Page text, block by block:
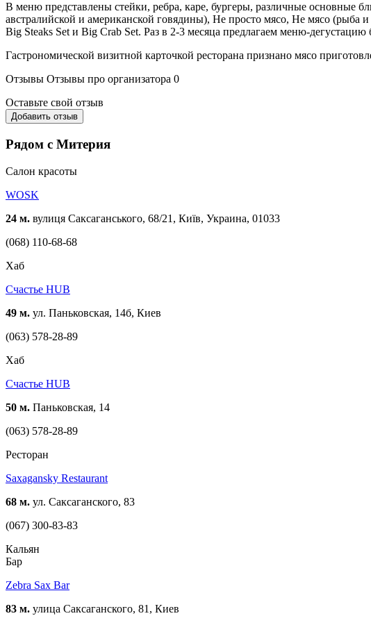
В меню представлены стейки, ребра, каре, бургеры, различные основные
австралийской и американской говядины), Не просто мясо, Не мясо
Big Steaks Set и Big Crab Set. Раз в 2-3 месяца предлагаем меню-
Гастрономической визитной карточкой ресторана признано мясо
Отзывы Отзывы про организатора 0
Оставьте свой отзыв
Добавить отзыв
Рядом с Митерия
Cалон красоты
WOSK
24 м. вулиця Саксаганського, 68/21, Київ, Украина, 01033
(068) 110-68-68
Хаб
Счастье HUB
49 м. ул. Паньковская, 14б, Киев
(063) 578-28-89
Хаб
Счастье HUB
50 м. Паньковская, 14
(063) 578-28-89
Ресторан
Saxagansky Restaurant
68 м. ул. Саксаганского, 83
(067) 300-83-83
Кальян
Бар
Zebra Sax Bar
83 м. улица Саксаганского, 81, Киев